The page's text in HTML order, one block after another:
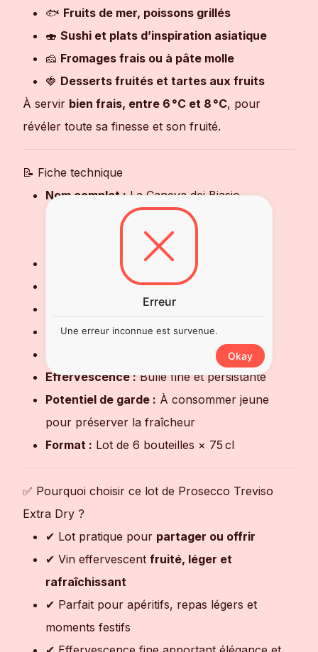
🐟 Fruits de mer, poissons grillés
🍣 Sushi et plats d’inspiration asiatique
🧀 Fromages frais ou à pâte molle
🍓 Desserts fruités et tartes aux fruits
À servir bien frais, entre 6 °C et 8 °C, pour
révéler toute sa finesse et son fruité.
📝 Fiche technique
Nom complet :La Caneva dei Biasio –
Prosecco Treviso Extra Dry – Lot de 6
Bouteilles (6 × 75 cl)
Prosecco di Treviso DOC
Vénétie, Italie
100 % Glera (Prosecco)
Couleur :Blanc effervescent
Extra Dry (légèrement sucré)
Effervescence :Bulle fine et persistante
Potentiel de garde : À consommer jeune
pour préserver la fraîcheur
Format : Lot de 6 bouteilles × 75 cl
✅ Pourquoi choisir ce lot de Prosecco Treviso
Extra Dry ?
✔ Lot pratique pour partager ou offrir
✔ Vin effervescent fruité, léger et
rafraîchissant
✔ Parfait pour apéritifs, repas légers et
moments festifs
Erreur
Une erreur inconnue est survenue.
Okay